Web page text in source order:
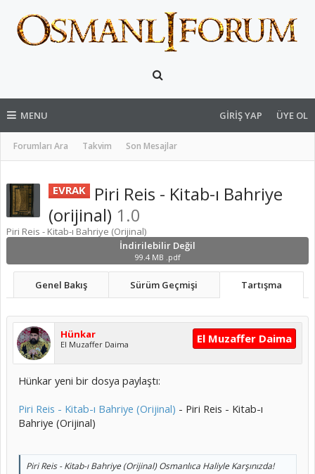
MENU
Forumları Ara Takvim Son Mesajlar
GIRIŞ YAP ÜYE OL
İndirilebilir Değil
99.4 MB .pdf
EVRAK
Piri Reis - Kitab-ı Bahriye
(orijinal) 1.0
Piri Reis - Kitab-ı Bahriye (Orijinal)
Genel Bakış Sürüm Geçmişi Tartışma
Hünkar
El Muzaffer Daima El Muzaffer Daima
Hünkar yeni bir dosya paylaştı:
Piri Reis - Kitab-ı Bahriye (Orijinal) - Piri Reis - Kitab-ı
Bahriye (Orijinal)
Piri Reis - Kitab-ı Bahriye (Orijinal) Osmanlıca Haliyle Karşınızda!